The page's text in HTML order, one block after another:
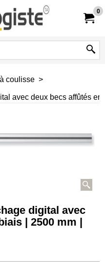
0
coulisse >
avec deux becs affûtés
digital avec
| 2500 mm |